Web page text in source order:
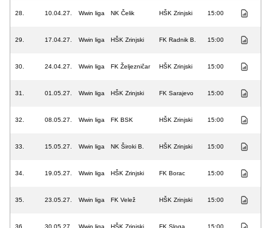
28. 10.04.27. Wwin liga NK Čelik HŠK Zrinjski 15:00
29. 17.04.27. Wwin liga HŠK Zrinjski FK Radnik B. 15:00
30. 24.04.27. Wwin liga FK Željezničar HŠK Zrinjski 15:00
31. 01.05.27. Wwin liga HŠK Zrinjski FK Sarajevo 15:00
32. 08.05.27. Wwin liga FK BSK HŠK Zrinjski 15:00
33. 15.05.27. Wwin liga NK Široki B. HŠK Zrinjski 15:00
34. 19.05.27. Wwin liga HŠK Zrinjski FK Borac 15:00
35. 23.05.27. Wwin liga FK Velež HŠK Zrinjski 15:00
36. 30.05.27. Wwin liga HŠK Zrinjski FK Sloga 15:00